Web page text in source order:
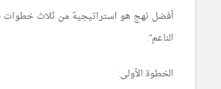
أفضل نهج هو استراتيجية من ثلاث خطوات
الناعم".
الخطوة الأولى: